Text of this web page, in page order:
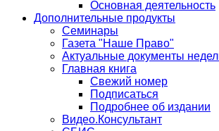
Основная деятельность
Дополнительные продукты
Семинары
Газета "Наше Право"
Актуальные документы
Главная книга
Свежий номер
Подписаться
Подробнее об издании
Видео.Консультант